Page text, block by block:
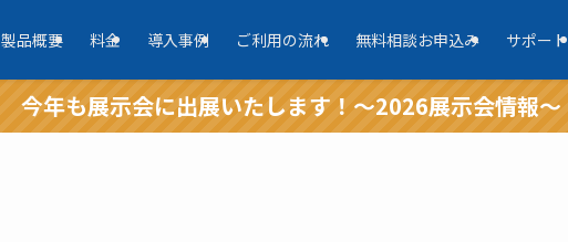
製品概要 料金 導入事例 ご利用の流れ 無料相談お申込み サポート
今年も展示会に出展いたします！～2026展示会情報～